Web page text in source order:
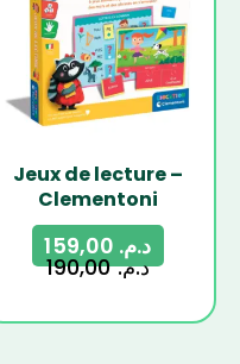
Jeux de lecture –
Clementoni
د.م.190,00
د.م.